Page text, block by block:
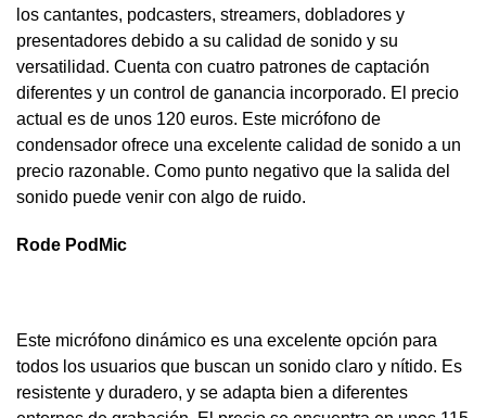
los cantantes, podcasters, streamers, dobladores y
presentadores debido a su calidad de sonido y su
versatilidad. Cuenta con cuatro patrones de captación
diferentes y un control de ganancia incorporado. El precio
actual es de unos 120 euros. Este micrófono de
condensador ofrece una excelente calidad de sonido a un
precio razonable. Como punto negativo que la salida del
sonido puede venir con algo de ruido.
Rode PodMic
Este micrófono dinámico es una excelente opción para
todos los usuarios que buscan un sonido claro y nítido. Es
resistente y duradero, y se adapta bien a diferentes